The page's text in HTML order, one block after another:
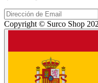
Copyright © Surco Shop